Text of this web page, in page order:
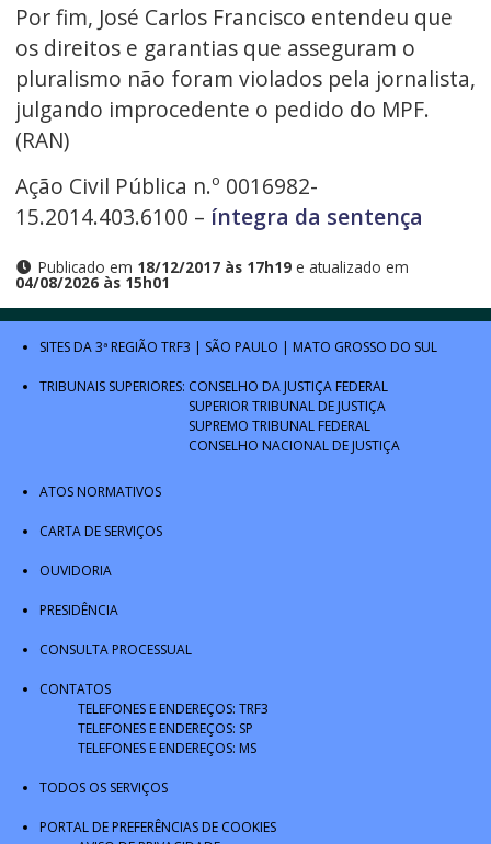
Por fim, José Carlos Francisco entendeu que
os direitos e garantias que asseguram o
pluralismo não foram violados pela jornalista,
julgando improcedente o pedido do MPF.
(RAN)
Ação Civil Pública n.º 0016982-
15.2014.403.6100 – íntegra da sentença
Publicado em 18/12/2017 às 17h19e atualizado em
04/08/2026 às 15h01
SITES DA 3ª REGIÃO TRF3 | SÃO PAULO | MATO GROSSO DO SUL
TRIBUNAIS SUPERIORES: CONSELHO DA JUSTIÇA FEDERAL
SUPERIOR TRIBUNAL DE JUSTIÇA
SUPREMO TRIBUNAL FEDERAL
CONSELHO NACIONAL DE JUSTIÇA
ATOS NORMATIVOS
CARTA DE SERVIÇOS
OUVIDORIA
PRESIDÊNCIA
CONSULTA PROCESSUAL
CONTATOS
TELEFONES E ENDEREÇOS: TRF3
TELEFONES E ENDEREÇOS: SP
TELEFONES E ENDEREÇOS: MS
TODOS OS SERVIÇOS
PORTAL DE PREFERÊNCIAS DE COOKIES